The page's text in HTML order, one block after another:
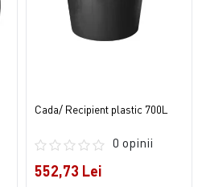
Cada/ Recipient plastic 700L
0 opinii
552,73 Lei